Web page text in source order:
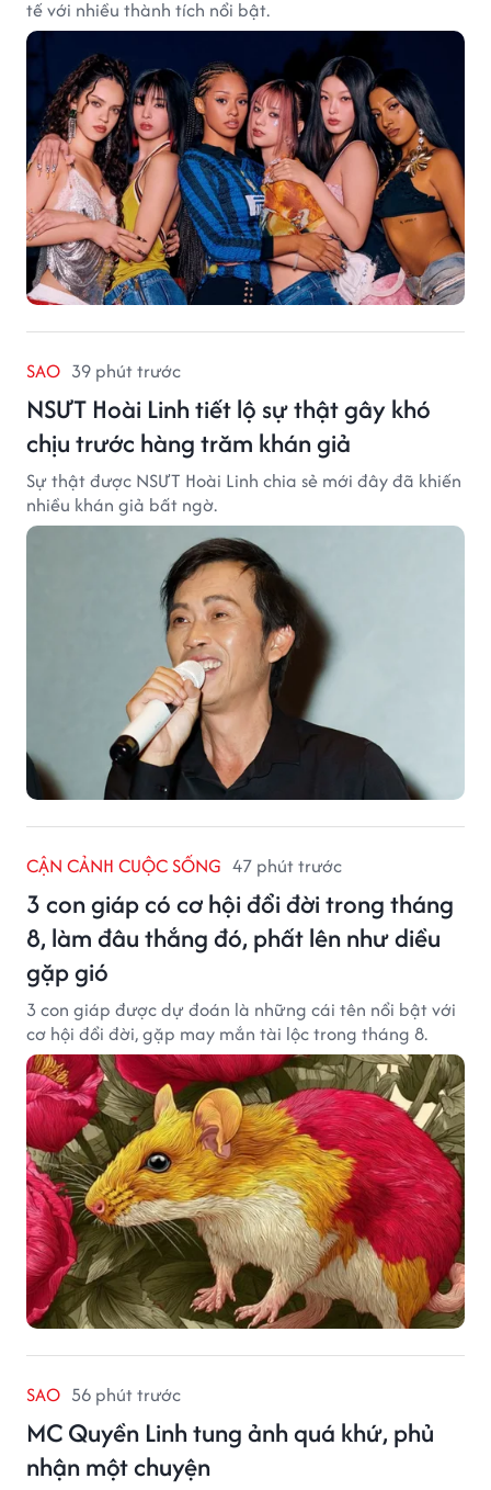
tế với nhiều thành tích nổi bật.
SAO 39 phút trước
NSƯT Hoài Linh tiết lộ sự thật gây khó
chịu trước hàng trăm khán giả
Sự thật được NSƯT Hoài Linh chia sẻ mới đây đã khiến
nhiều khán giả bất ngờ.
CẬN CẢNH CUỘC SỐNG 47 phút trước
3 con giáp có cơ hội đổi đời trong tháng
8, làm đâu thắng đó, phất lên như diều
gặp gió
3 con giáp được dự đoán là những cái tên nổi bật với
cơ hội đổi đời, gặp may mắn tài lộc trong tháng 8.
SAO 56 phút trước
MC Quyền Linh tung ảnh quá khứ, phủ
nhận một chuyện